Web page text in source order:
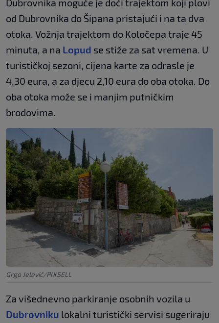
Dubrovnika moguće je doći trajektom koji plovi
od Dubrovnika do Šipana pristajući i na ta dva
otoka. Vožnja trajektom do Koločepa traje 45
minuta, a na Lopud se stiže za sat vremena. U
turističkoj sezoni, cijena karte za odrasle je
4,30 eura, a za djecu 2,10 eura do oba otoka. Do
oba otoka može se i manjim putničkim
brodovima.
Grgo Jelavić/PIXSELL
Za višednevno parkiranje osobnih vozila u
Dubrovniku lokalni turistički servisi sugeriraju